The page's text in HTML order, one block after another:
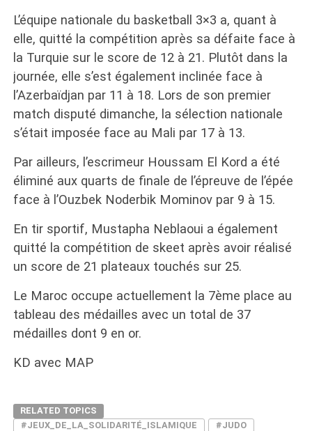
L’équipe nationale du basketball 3×3 a, quant à
elle, quitté la compétition après sa défaite face à
la Turquie sur le score de 12 à 21. Plutôt dans la
journée, elle s’est également inclinée face à
l’Azerbaïdjan par 11 à 18. Lors de son premier
match disputé dimanche, la sélection nationale
s’était imposée face au Mali par 17 à 13.
Par ailleurs, l’escrimeur Houssam El Kord a été
éliminé aux quarts de finale de l’épreuve de l’épée
face à l’Ouzbek Noderbik Mominov par 9 à 15.
En tir sportif, Mustapha Neblaoui a également
quitté la compétition de skeet après avoir réalisé
un score de 21 plateaux touchés sur 25.
Le Maroc occupe actuellement la 7ème place au
tableau des médailles avec un total de 37
médailles dont 9 en or.
KD avec MAP
RELATED TOPICS
#JEUX_DE_LA_SOLIDARITÉ_ISLAMIQUE
#JUDO